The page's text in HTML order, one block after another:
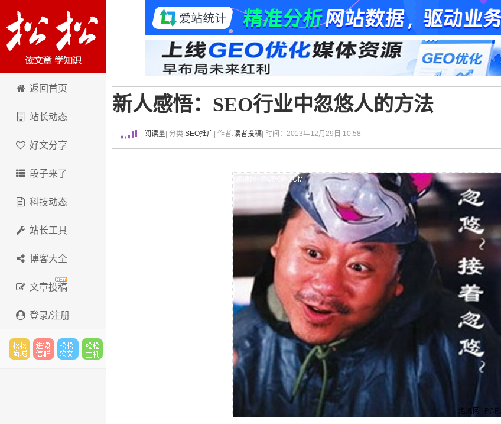
卢松松博客
返回首页
站长动态
好文分享
段子来了
科技动态
站长工具
博客大全
文章投稿
登录/注册
新人感悟：SEO行业中忽悠人的方法
阅读量 | 分类:SEO推广 | 作者:读者投稿 | 时间：2013年12月29日 10:58